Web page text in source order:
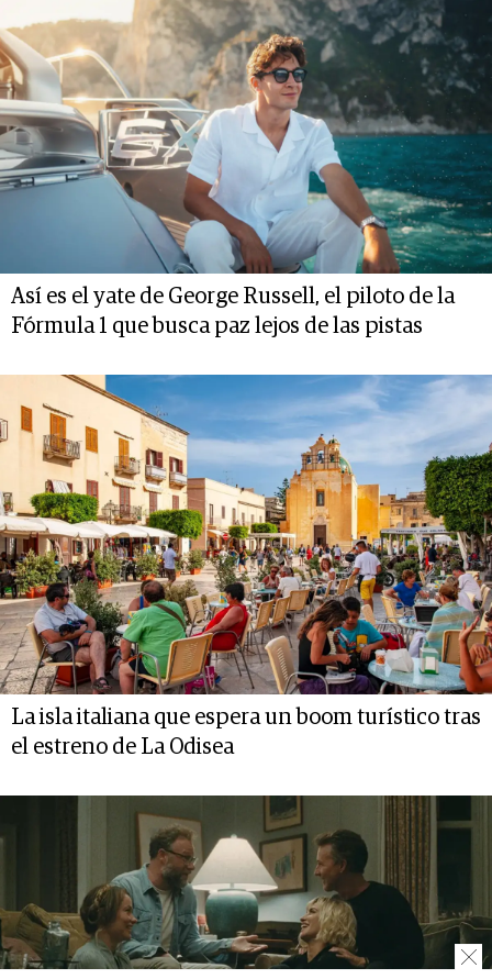
Así es el yate de George Russell, el piloto de la
Fórmula 1 que busca paz lejos de las pistas
La isla italiana que espera un boom turístico tras
el estreno de La Odisea